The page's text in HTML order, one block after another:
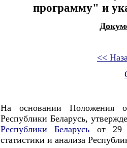
программу" и
<<
На основании Положения
Республики Беларусь,
Республики Беларусь от 29
статистики и анализа